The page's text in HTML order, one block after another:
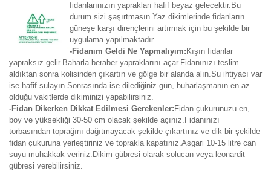
fidanlarınızın yaprakları hafif beyaz gelecektir.Bu
durum sizi şaşırtmasın.Yaz dikimlerinde fidanların
güneşe karşı dirençlerini artırmak için bu şekilde bir
uygulama yapılmaktadır.
-Fidanım Geldi Ne Yapmalıyım: Kışın fidanlar
yapraksız gelir.Baharla beraber yapraklarını açar.Fidanınızı teslim
aldıktan sonra kolisinden çıkartın ve gölge bir alanda alın.Su ihtiyacı var
ise hafif sulayın.Sonrasında ise dilediğiniz gün, buharlaşmanın en az
olduğu vakitlerde dikiminizi yapabilirsiniz.
-Fidan Dikerken Dikkat Edilmesi Gerekenler: Fidan çukurunuzu en,
boy ve yüksekliği 30-50 cm olacak şekilde açınız.Fidanınızı
torbasından toprağını dağıtmayacak şekilde çıkartınız ve dik bir şekilde
fidan çukuruna yerleştiriniz ve toprakla kapatınız.Asgari 10-15 litre can
suyu muhakkak veriniz.Dikim gübresi olarak solucan veya leonardit
gübresi verebilirsiniz.